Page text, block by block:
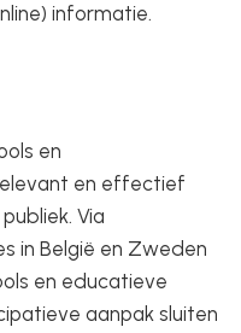
informatie.
en
en effectief
Via
in België en Zweden
en educatieve
aanpak sluiten